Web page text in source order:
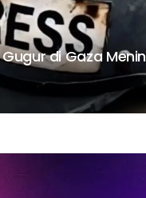
di Gaza